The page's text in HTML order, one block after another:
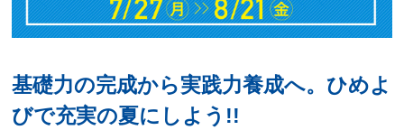
基礎力の完成から実践力養成へ。ひめよ
びで充実の夏にしよう!!